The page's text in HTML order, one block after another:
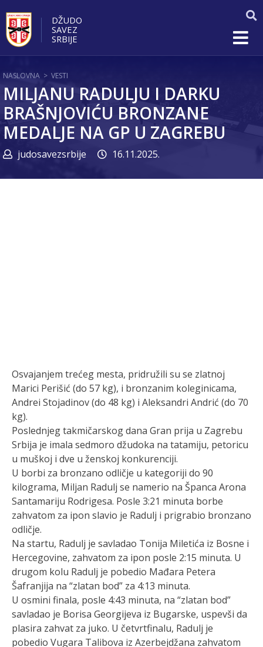
DŽUDO
SAVEZ
SRBIJE
NASLOVNA > VESTI
MILJANU RADULJU I DARKU
BRAŠNJOVIĆU BRONZANE
MEDALJE NA GP U ZAGREBU
judosavezsrbije 16.11.2025.
Osvajanjem trećeg mesta, pridružili su se zlatnoj
Marici Perišić (do 57 kg), i bronzanim koleginicama,
Andrei Stojadinov (do 48 kg) i Aleksandri Andrić (do 70
kg).
Poslednjeg takmičarskog dana Gran prija u Zagrebu
Srbija je imala sedmoro džudoka na tatamiju, petoricu
u muškoj i dve u ženskoj konkurenciji.
U borbi za bronzano odličje u kategoriji do 90
kilograma, Miljan Radulj se namerio na Španca Arona
Santamariju Rodrigesa. Posle 3:21 minuta borbe
zahvatom za ipon slavio je Radulj i prigrabio bronzano
odličje.
Na startu, Radulj je savladao Tonija Miletića iz Bosne i
Hercegovine, zahvatom za ipon posle 2:15 minuta. U
drugom kolu Radulj je pobedio Mađara Petera
Šafranjija na “zlatan bod” za 4:13 minuta.
U osmini finala, posle 4:43 minuta, na “zlatan bod”
savladao je Borisa Georgijeva iz Bugarske, uspevši da
plasira zahvat za juko. U četvrtfinalu, Radulj je
pobedio Vugara Talibova iz Azerbejdžana zahvatom